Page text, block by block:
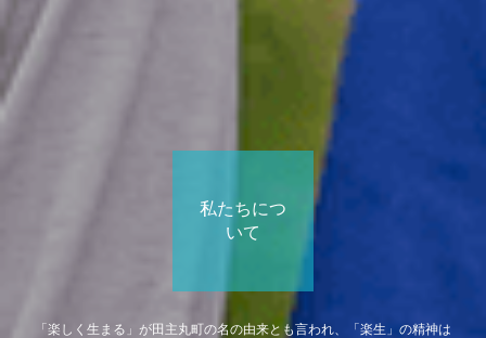
私たちにつ
いて
「楽しく生まる」が田主丸町の名の由来とも言われ、「楽生」の精神は